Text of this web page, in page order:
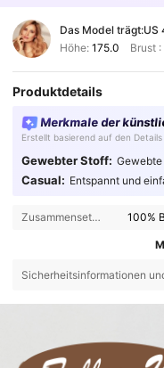
Das Model trägt:US
Höhe: 175.0 Brust :
Produktdetails
Merkmale der
Erstellt basierend auf den Details
Gewebter Stoff:
Casual: Entspannt und
Zusammensetzung: 100%
Sicherheitsinformationen